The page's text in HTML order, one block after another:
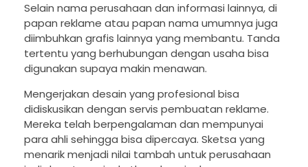
Selain nama perusahaan dan informasi lainnya, di
papan reklame atau papan nama umumnya juga
diimbuhkan grafis lainnya yang membantu. Tanda
tertentu yang berhubungan dengan usaha bisa
digunakan supaya makin menawan.
Mengerjakan desain yang profesional bisa
didiskusikan dengan servis pembuatan reklame.
Mereka telah berpengalaman dan mempunyai
para ahli sehingga bisa dipercaya. Sketsa yang
menarik menjadi nilai tambah untuk perusahaan